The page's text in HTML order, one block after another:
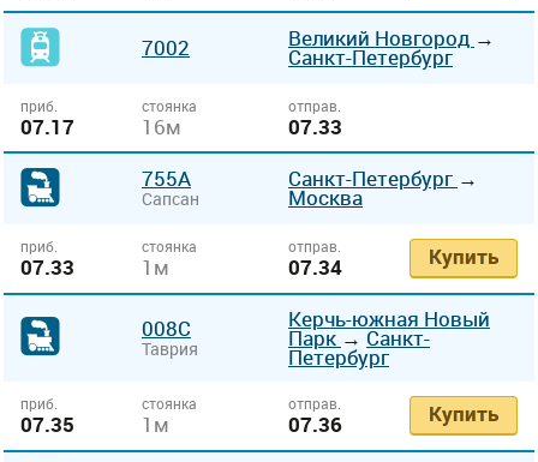
7002 Великий Новгород →
Санкт-Петербург
приб.
07.17
стоянка
16м
отправ.
07.33
755А
Сапсан
Санкт-Петербург →
Москва
приб.
07.33
стоянка
1м
отправ.
07.34 Купить
008С
Таврия
Керчь-южная Новый
Парк→Санкт-
Петербург
приб.
07.35
стоянка
1м
отправ.
07.36 Купить